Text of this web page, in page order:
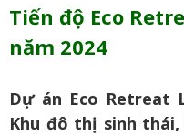
Tiến độ Eco
năm 2024
Dự án Eco Retreat
Khu đô thị sinh